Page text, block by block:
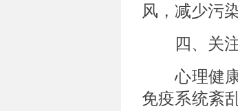
风，减少污
四、关注
心理健康
免疫系统紊